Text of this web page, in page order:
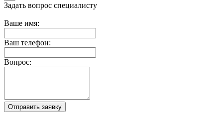
Задать вопрос специалисту
Ваше имя:
Ваш телефон:
Вопрос: